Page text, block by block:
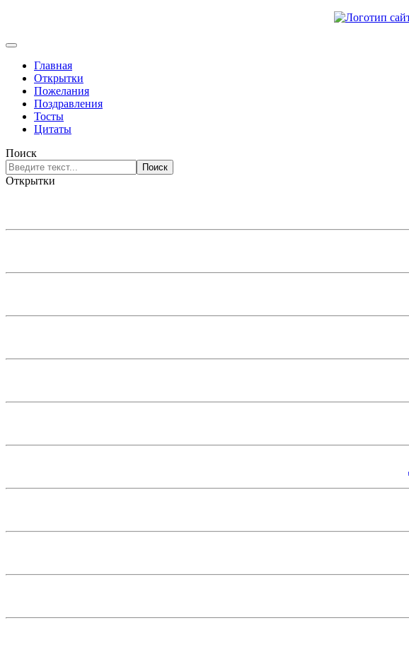
Главная
Открытки
Пожелания
Поздравления
Тосты
Цитаты
Поиск
Поиск
Открытки